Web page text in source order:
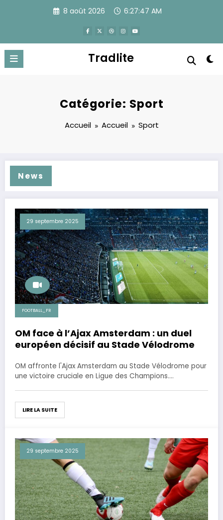
8 août 2026 6:27:48 AM
Tradlite
Catégorie: Sport
Accueil Accueil Sport
News
29 septembre 2025
FOOTBALL_FR
OM face à l’Ajax Amsterdam : un duel
européen décisif au Stade Vélodrome
OM affronte l'Ajax Amsterdam au Stade Vélodrome pour
une victoire cruciale en Ligue des Champions.…
LIRE LA SUITE
29 septembre 2025